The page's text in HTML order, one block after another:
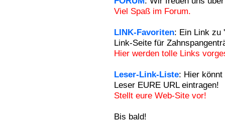
Viel Spaß im Forum.
LINK-Favoriten: Ein Link zu
Link-Seite für
Hier werden tolle Links
Leser-Link-Liste: Hier
Leser EURE URL eintragen!
Stellt eure Web-Site vor!
Bis bald!